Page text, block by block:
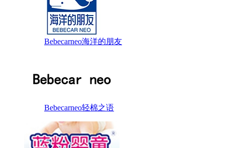
Bebecarneo海洋的朋友
Bebecarneo轻棉之语